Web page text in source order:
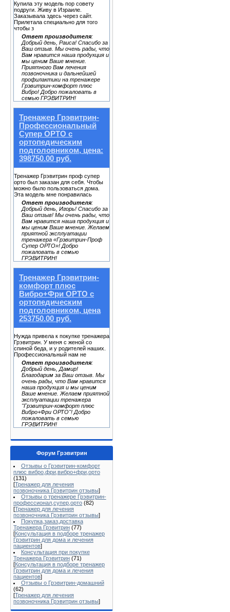
Купила эту модель пор совету
подруги. Живу в Израиле.
Заказывала здесь через сайт.
Прилетала специально для того
чтобы з
Ответ производителя:
Добрый день, Раиса! Спасибо за
Ваш отзыв. Мы очень рады, что
Вам нравится наша продукция и
мы ценим Ваше мнение.
Приятного Вам лечения
позвоночника и дальнейшей
профилактики на тренажере
Грэвитрин-комфорт плюс
Вибро! Добро пожаловать в
семью ГРЭВИТРИН!
Тренажер Грэвитрин-
Профессиональный
Супер ОРТО с
ортопедическим
подголовником, цена:
398750.00 руб.
Тренажер Грэвитрин проф супер
орто был заказан для себя. Чтобы
можно было пользоваться дома.
Эта модель мне понравилась
Ответ производителя:
Добрый день, Игорь! Спасибо за
Ваш отзыв! Мы очень рады, что
Вам нравится наша продукция и
мы ценим Ваше мнение. Желаем
приятной эксплуатации
тренажера «Грэвитрин-Проф
Супер ОРТО»! Добро
пожаловать в семью
ГРЭВИТРИН!
Тренажер Грэвитрин-
комфорт плюс
Вибро+Фри ОРТО с
ортопедическим
подголовником, цена
253750.00 руб.
Нужда привела к покупке тренажера
Грэвитрин. У меня с женой со
спиной беда, и у родителей наших.
Профессиональный нам не
Ответ производителя:
Добрый день, Дамир!
Благодарим за Ваш отзыв. Мы
очень рады, что Вам нравится
наша продукция и мы ценим
Ваше мнение. Желаем приятной
эксплуатации тренажера
"Грэвитрин-комфорт плюс
Вибро+Фри ОРТО"! Добро
пожаловать в семью
ГРЭВИТРИН!
Форум Грэвитрин
Отзывы о Грэвитрин-комфорт
плюс вибро,фри,вибро+фри,орто
(131)
[Тренажер для лечения
позвоночника Грэвитрин отзывы]
Отзывы о тренажере Грэвитрин-
профессионал,супер,орто (82)
[Тренажер для лечения
позвоночника Грэвитрин отзывы]
Покупка,заказ,доставка
Тренажера Грэвитрин (77)
[Консультация в подборе тренажер
Грэвитрин для дома и лечения
пациентов]
Консультация при покупке
Тренажера Грэвитрин (71)
[Консультация в подборе тренажер
Грэвитрин для дома и лечения
пациентов]
Отзывы о Грэвитрин-домашний
(62)
[Тренажер для лечения
позвоночника Грэвитрин отзывы]